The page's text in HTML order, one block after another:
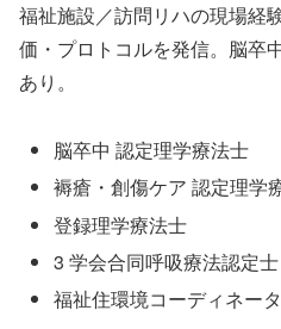
福祉施設／訪問リハの現場経
価・プロトコルを発信。脳卒
あり。
脳卒中 認定理学療法士
褥瘡・創傷ケア 認定理学
登録理学療法士
3 学会合同呼吸療法認定士
福祉住環境コーディネー